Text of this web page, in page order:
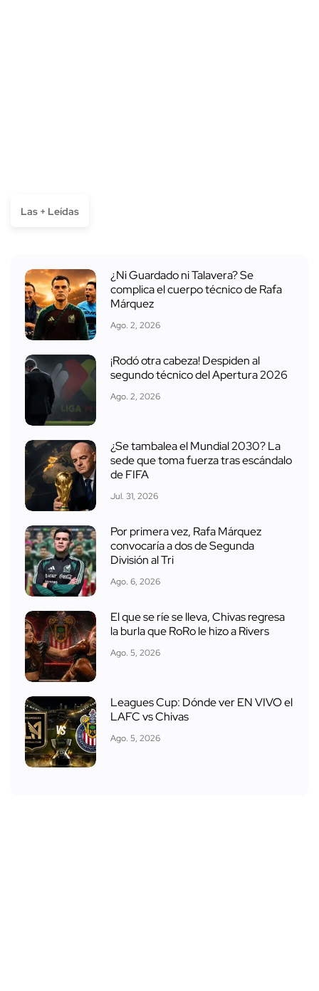
Las + Leídas
¿Ni Guardado ni Talavera? Se
complica el cuerpo técnico de Rafa
Márquez
Ago. 2, 2026
¡Rodó otra cabeza! Despiden al
segundo técnico del Apertura 2026
Ago. 2, 2026
¿Se tambalea el Mundial 2030? La
sede que toma fuerza tras escándalo
de FIFA
Jul. 31, 2026
Por primera vez, Rafa Márquez
convocaría a dos de Segunda
División al Tri
Ago. 6, 2026
El que se ríe se lleva, Chivas regresa
la burla que RoRo le hizo a Rivers
Ago. 5, 2026
Leagues Cup: Dónde ver EN VIVO el
LAFC vs Chivas
Ago. 5, 2026